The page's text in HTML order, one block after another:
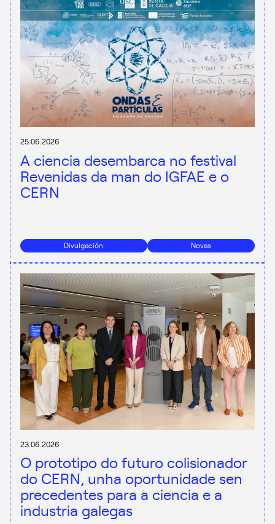
25.06.2026
A ciencia desembarca no festival
Revenidas da man do IGFAE e o
CERN
Divulgación Novas
23.06.2026
O prototipo do futuro colisionador
do CERN, unha oportunidade sen
precedentes para a ciencia e a
industria galegas